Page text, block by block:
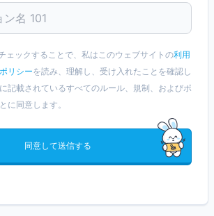
ェックすることで、私はこのウェブサイトの利用
リシーを読み、理解し、受け入れたことを確認し
記載されているすべてのルール、規制、およびポ
に同意します。
同意して送信する